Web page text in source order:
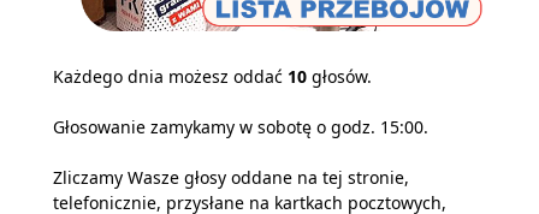
Każdego dnia możesz oddać 10 głosów.
Głosowanie zamykamy w sobotę o godz. 15:00.
Zliczamy Wasze głosy oddane na tej stronie,
telefonicznie, przysłane na kartkach pocztowych,